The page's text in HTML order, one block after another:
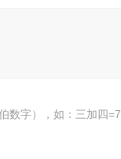
数字），如：三加四=7